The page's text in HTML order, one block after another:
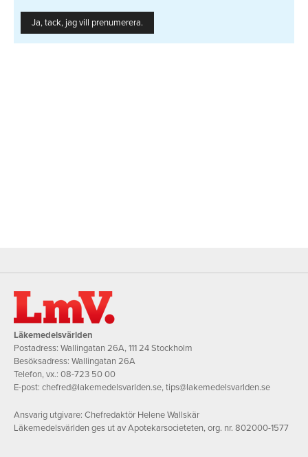
Ja, tack, jag vill prenumerera.
Läkemedelsvärlden
Postadress: Wallingatan 26A, 111 24 Stockholm
Besöksadress: Wallingatan 26A
Telefon, vx.: 08-723 50 00
E-post: chefred@lakemedelsvarlden.se,tips@lakemedelsvarlden.se
Ansvarig utgivare: Chefredaktör Helene Wallskär
Läkemedelsvärlden ges ut av Apotekarsocieteten, org. nr. 802000-1577